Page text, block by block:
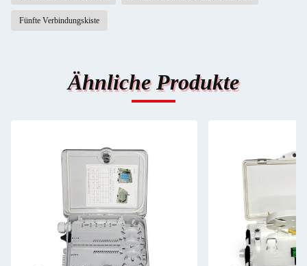
Fünfte Verbindungskiste
Ähnliche Produkte